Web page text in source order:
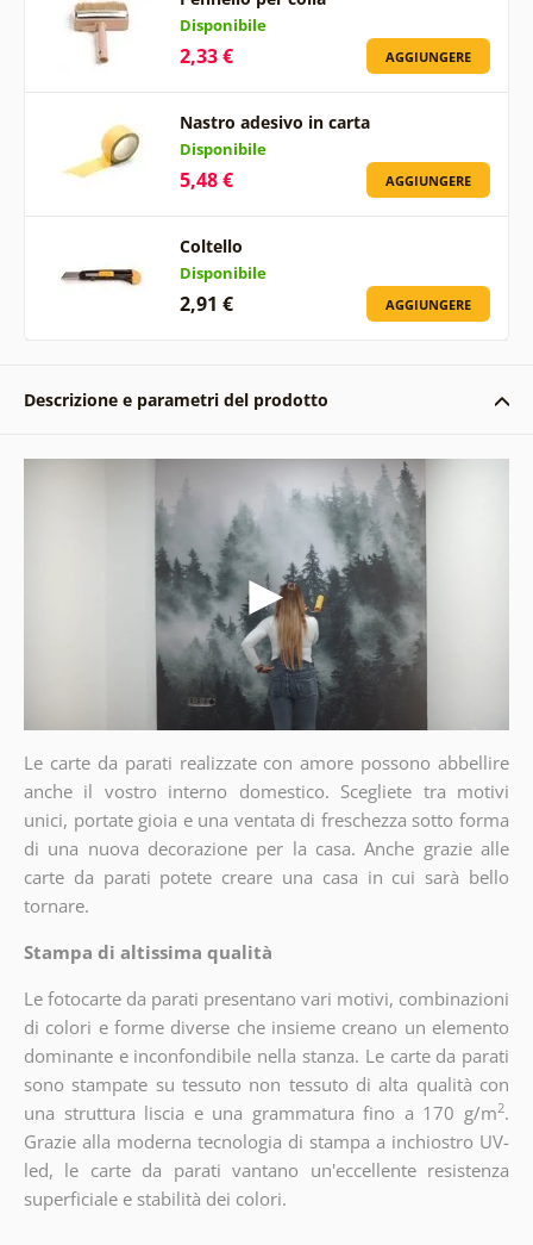
Disponibile
2,33 € AGGIUNGERE
Nastro adesivo in carta
Disponibile
5,48 € AGGIUNGERE
Coltello
Disponibile
2,91 € AGGIUNGERE
Descrizione e parametri del prodotto
Le carte da parati realizzate con amore possono abbellire
anche il vostro interno domestico. Scegliete tra motivi
unici, portate gioia e una ventata di freschezza sotto forma
di una nuova decorazione per la casa. Anche grazie alle
carte da parati potete creare una casa in cui sarà bello
tornare.
Stampa di altissima qualità
Le fotocarte da parati presentano vari motivi, combinazioni
di colori e forme diverse che insieme creano un elemento
dominante e inconfondibile nella stanza. Le carte da parati
sono stampate su tessuto non tessuto di alta qualità con
una struttura liscia e una grammatura fino a 170 g/m2.
Grazie alla moderna tecnologia di stampa a inchiostro UV-
led, le carte da parati vantano un'eccellente resistenza
superficiale e stabilità dei colori.